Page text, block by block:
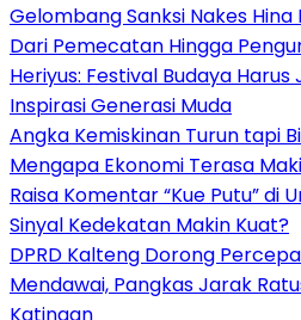
Gelombang Sanksi Nakes Hina
Dari Pemecatan Hingga
Heriyus: Festival Budaya Harus
Inspirasi Generasi Muda
Angka Kemiskinan Turun tapi
Mengapa Ekonomi Terasa
Raisa Komentar “Kue Putu” di
Sinyal Kedekatan Makin Kuat?
DPRD Kalteng Dorong
Mendawai, Pangkas Jarak
Katingan